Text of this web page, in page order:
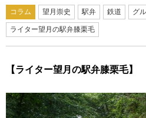
コラム 望月崇史 駅弁 鉄道 グ
ライター望月の駅弁膝栗毛
【ライター望月の駅弁膝栗毛】